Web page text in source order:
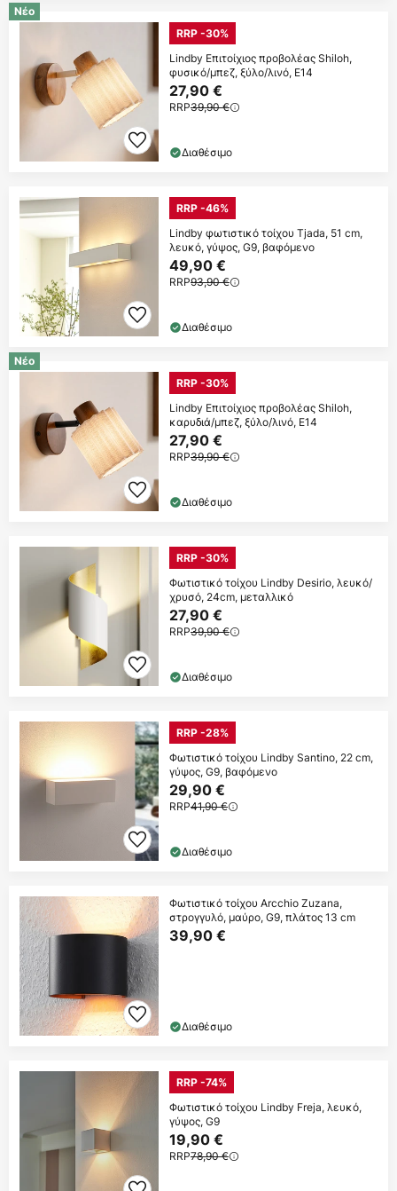
Νέο
RRP -30%
Lindby Επιτοίχιος προβολέας Shiloh,
φυσικό/μπεζ, ξύλο/λινό, E14
27,90 €
RRP39,90 €
Διαθέσιμο
RRP -46%
Lindby φωτιστικό τοίχου Tjada, 51 cm,
λευκό, γύψος, G9, βαφόμενο
49,90 €
RRP93,90 €
Διαθέσιμο
Νέο
RRP -30%
Lindby Επιτοίχιος προβολέας Shiloh,
καρυδιά/μπεζ, ξύλο/λινό, E14
27,90 €
RRP39,90 €
Διαθέσιμο
RRP -30%
Φωτιστικό τοίχου Lindby Desirio, λευκό/
χρυσό, 24cm, μεταλλικό
27,90 €
RRP39,90 €
Διαθέσιμο
RRP -28%
Φωτιστικό τοίχου Lindby Santino, 22 cm,
γύψος, G9, βαφόμενο
29,90 €
RRP41,90 €
Διαθέσιμο
Φωτιστικό τοίχου Arcchio Zuzana,
στρογγυλό, μαύρο, G9, πλάτος 13 cm
39,90 €
Διαθέσιμο
RRP -74%
Φωτιστικό τοίχου Lindby Freja, λευκό,
γύψος, G9
19,90 €
RRP78,90 €